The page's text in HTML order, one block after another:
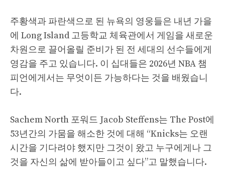
주황색과 파란색으로 된 뉴욕의 영웅들은 내년 가을
에 Long Island 고등학교 체육관에서 게임을 새로운
차원으로 끌어올릴 준비가 된 전 세대의 선수들에게
영감을 주고 있습니다. 이 십대들은 2026년 NBA 챔
피언에게서는 무엇이든 가능하다는 것을 배웠습니
다.
Sachem North 포워드 Jacob Steffens는 The Post에
53년간의 가뭄을 해소한 것에 대해 “Knicks는 오랜
시간을 기다려야 했지만 그것이 왔고 누구에게나 그
것을 자신의 삶에 받아들이고 싶다”고 말했습니다.